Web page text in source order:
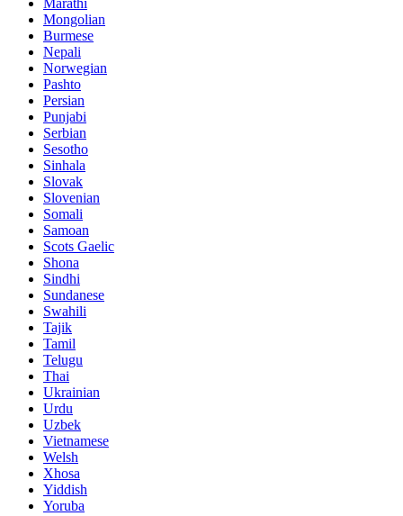
Marathi
Mongolian
Burmese
Nepali
Norwegian
Pashto
Persian
Punjabi
Serbian
Sesotho
Sinhala
Slovak
Slovenian
Somali
Samoan
Scots Gaelic
Shona
Sindhi
Sundanese
Swahili
Tajik
Tamil
Telugu
Thai
Ukrainian
Urdu
Uzbek
Vietnamese
Welsh
Xhosa
Yiddish
Yoruba